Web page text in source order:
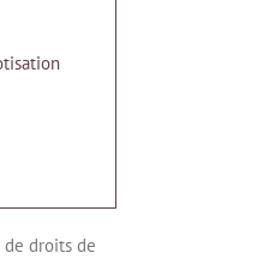
droits de